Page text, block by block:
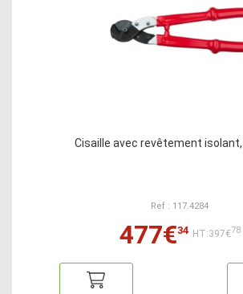
Cisaille avec revêtement
Ref : 117.4284
477€34 HT:397€78